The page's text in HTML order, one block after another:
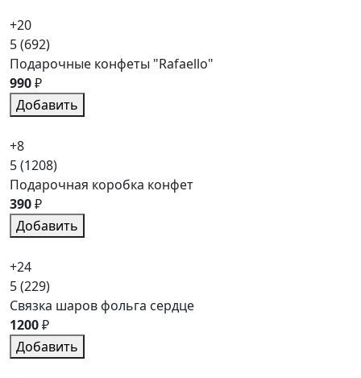
+20
5(692)
Подарочные конфеты "Rafaello"
990₽
Добавить
+8
5(1208)
Подарочная коробка конфет
390₽
Добавить
+24
5(229)
Связка шаров фольга сердце
1200₽
Добавить